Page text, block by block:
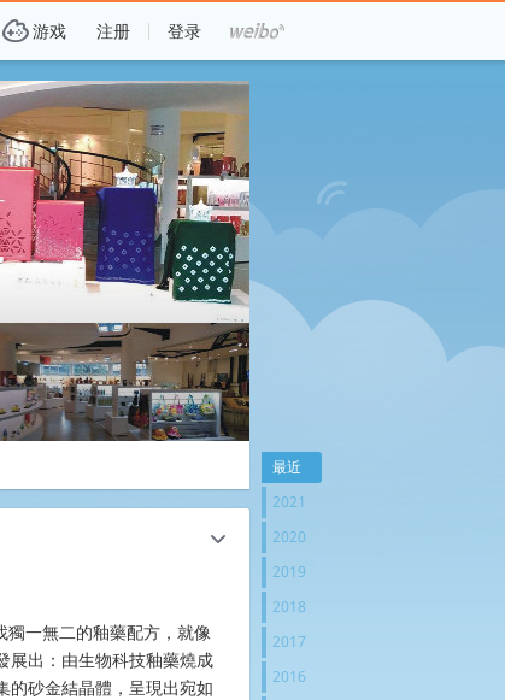
G游戏 注册 登录
c
獨一無二的釉藥配方，就像
展出：由生物科技釉藥燒成
的砂金結晶體，呈現出宛如
最近
2021
2020
2019
2018
2017
2016